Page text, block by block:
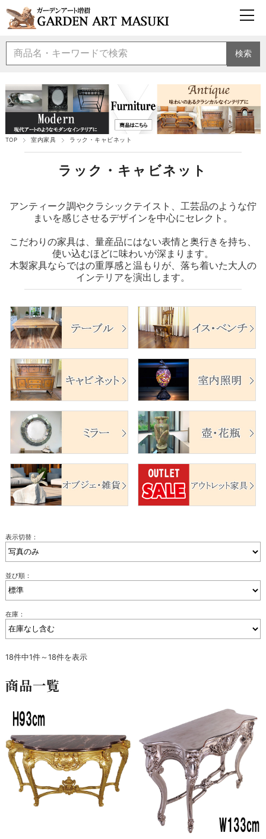
検索
TOP 室内家具 ラック・キャビネット
ラック・キャビネット
アンティーク調やクラシックテイスト、工芸品のような佇
まいを感じさせるデザインを中心にセレクト。
こだわりの家具は、量産品にはない表情と奥行きを持ち、
使い込むほどに味わいが深まります。
木製家具ならではの重厚感と温もりが、落ち着いた大人の
インテリアを演出します。
表示切替：
並び順：
在庫：
18件中1件～18件を表示
商品一覧